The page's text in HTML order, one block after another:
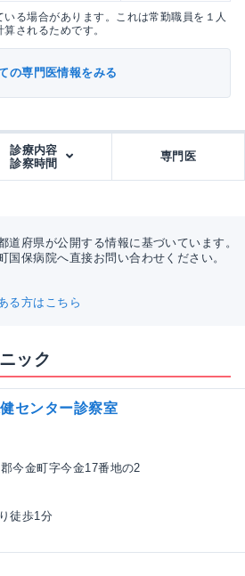
る場合があります。これは常勤職員を１人
されるためです。
の専門医情報をみる
診療内容
診察時間
専門医
道府県が公開する情報に基づいています。
国保病院へ直接お問い合わせください。
る方はこちら
ック
センター診察室
今金町字今金17番地の2
徒歩1分